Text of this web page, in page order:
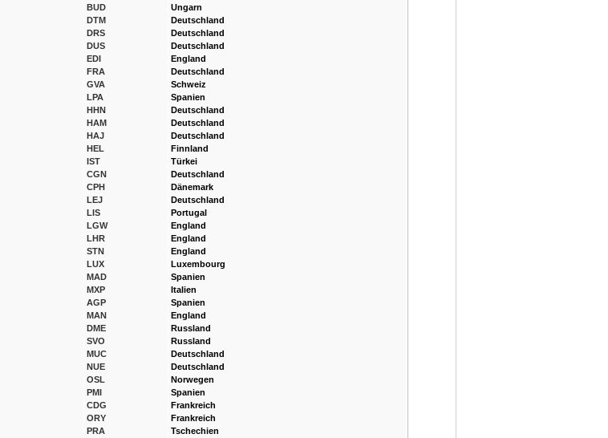
BUD
DTM
DRS
DUS
EDI
FRA
GVA
LPA
HHN
HAM
HAJ
HEL
IST
CGN
CPH
LEJ
LIS
LGW
LHR
STN
LUX
MAD
MXP
AGP
MAN
DME
SVO
MUC
NUE
OSL
PMI
CDG
ORY
PRA
Ungarn
Deutschland
Deutschland
Deutschland
England
Deutschland
Schweiz
Spanien
Deutschland
Deutschland
Deutschland
Finnland
Türkei
Deutschland
Dänemark
Deutschland
Portugal
England
England
England
Luxembourg
Spanien
Italien
Spanien
England
Russland
Russland
Deutschland
Deutschland
Norwegen
Spanien
Frankreich
Frankreich
Tschechien